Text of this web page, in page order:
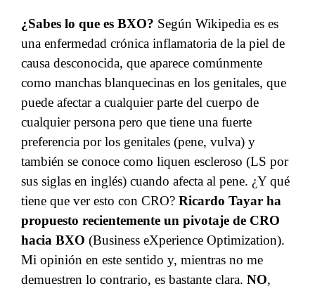
¿Sabes lo que es BXO? Según Wikipedia es es
una enfermedad crónica inflamatoria de la piel de
causa desconocida, que aparece comúnmente
como manchas blanquecinas en los genitales, que
puede afectar a cualquier parte del cuerpo de
cualquier persona pero que tiene una fuerte
preferencia por los genitales (pene, vulva) y
también se conoce como liquen escleroso (LS por
sus siglas en inglés) cuando afecta al pene. ¿Y qué
tiene que ver esto con CRO? Ricardo Tayar ha
propuesto recientemente un pivotaje de CRO
hacia BXO (Business eXperience Optimization).
Mi opinión en este sentido y, mientras no me
demuestren lo contrario, es bastante clara. NO,